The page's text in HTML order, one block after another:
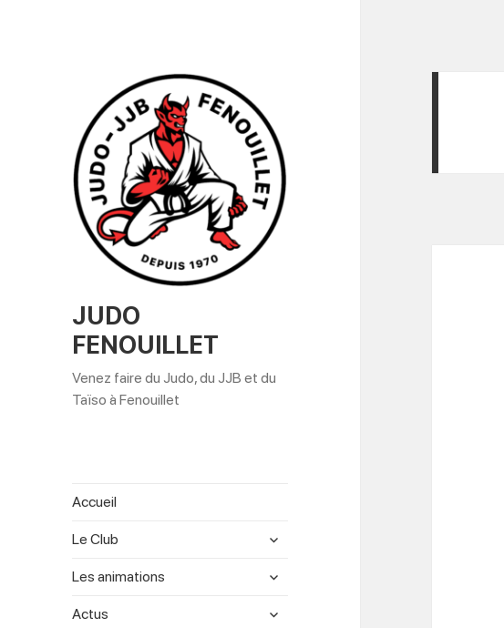
JUDO
FENOUILLET
Venez faire du Judo, du JJB et du
Taïso à Fenouillet
Accueil
Le Club
Les animations
Actus